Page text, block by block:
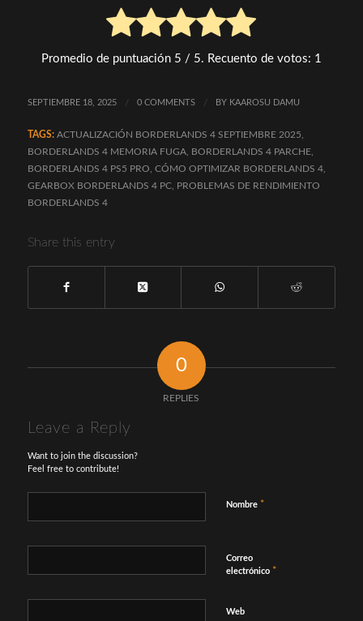
Promedio de puntuación 5 / 5. Recuento de votos: 1
SEPTIEMBRE 18, 2025 / 0 COMMENTS / BY KAAROSU DAMU
TAGS: ACTUALIZACIÓN BORDERLANDS 4 SEPTIEMBRE 2025,
BORDERLANDS 4 MEMORIA FUGA, BORDERLANDS 4 PARCHE,
BORDERLANDS 4 PS5 PRO, CÓMO OPTIMIZAR BORDERLANDS 4,
GEARBOX BORDERLANDS 4 PC, PROBLEMAS DE RENDIMIENTO
BORDERLANDS 4
Share this entry
0
REPLIES
Leave a Reply
Want to join the discussion?
Feel free to contribute!
Nombre *
Correo
electrónico *
Web